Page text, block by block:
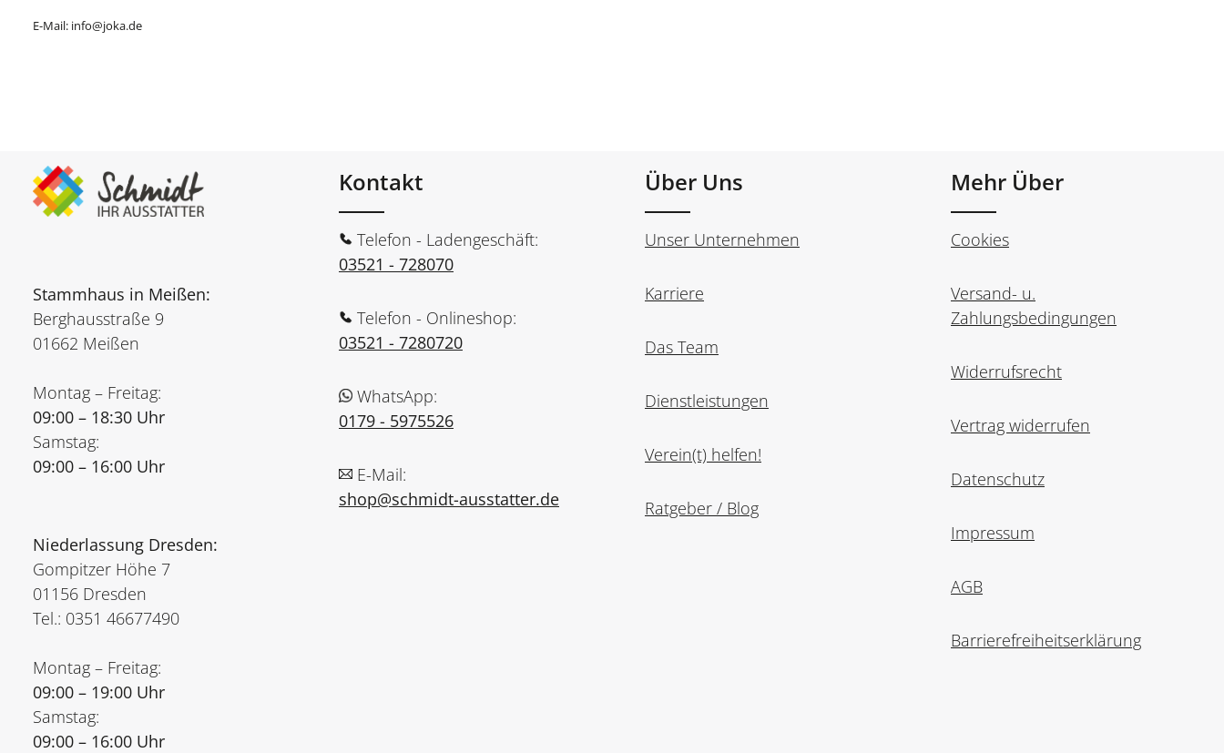
E-Mail: info@joka.de
Stammhaus in Meißen:
Berghausstraße 9
01662 Meißen
Montag – Freitag:
09:00 – 18:30 Uhr
Samstag:
09:00 – 16:00 Uhr
Niederlassung Dresden:
Gompitzer Höhe 7
01156 Dresden
Tel.: 0351 46677490
Montag – Freitag:
09:00 – 19:00 Uhr
Samstag:
09:00 – 16:00 Uhr
Kontakt
Telefon - Ladengeschäft:
03521 - 728070
Telefon - Onlineshop:
03521 - 7280720
WhatsApp:
0179 - 5975526
E-Mail:
shop@schmidt-ausstatter.de
Über Uns
Unser Unternehmen
Karriere
Das Team
Dienstleistungen
Verein(t) helfen!
Ratgeber / Blog
Mehr Über
Cookies
Versand- u.
Zahlungsbedingungen
Widerrufsrecht
Vertrag widerrufen
Datenschutz
Impressum
AGB
Barrierefreiheitserklärung